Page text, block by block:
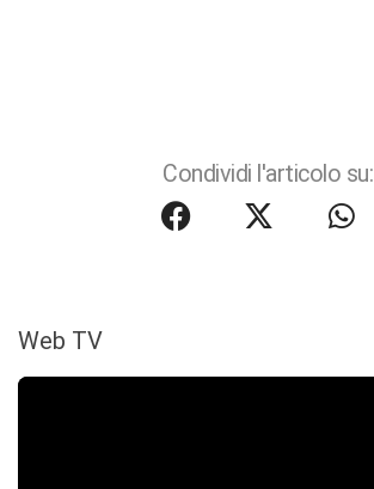
Condividi l'articolo su:
Web TV